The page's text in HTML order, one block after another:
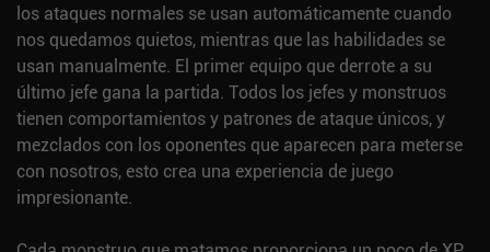
los ataques normales se usan automáticamente cuando
nos quedamos quietos, mientras que las habilidades se
usan manualmente. El primer equipo que derrote a su
último jefe gana la partida. Todos los jefes y monstruos
tienen comportamientos y patrones de ataque únicos, y
mezclados con los oponentes que aparecen para meterse
con nosotros, esto crea una experiencia de juego
impresionante.